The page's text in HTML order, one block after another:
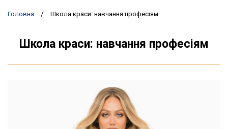
Головна / Школа краси: навчання професіям
Школа краси: навчання професіям